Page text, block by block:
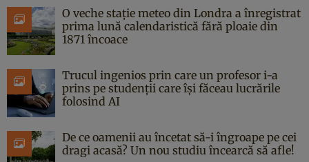
O veche stație meteo din Londra a înregistrat
prima lună calendaristică fără ploaie din
1871 încoace
Trucul ingenios prin care un profesor i-a
prins pe studenții care își făceau lucrările
folosind AI
De ce oamenii au încetat să-i îngroape pe cei
dragi acasă? Un nou studiu încearcă să afle!